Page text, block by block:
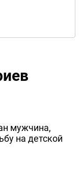
мужчина,
на детской